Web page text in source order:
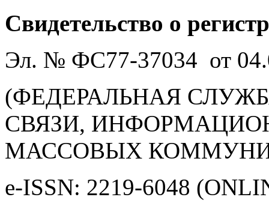
Свидетельство о
Эл. № ФС77-37034 от
(ФЕДЕРАЛЬНАЯ
СВЯЗИ,
МАССОВЫХ
e-ISSN: 2219-6048